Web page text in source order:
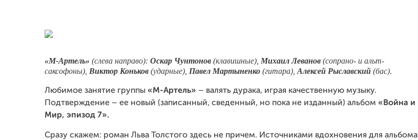
«М-Артель» (слева направо): Оскар Чунтонов (клавишные), Михаил Леванов (сопрано- и альт-
саксофоны), Виктор Коньков (ударные), Павел Мартыненко (гитара), Алексей Рыславский (бас).
Любимое занятие группы «М-Артель» – валять дурака, играя качественную музыку.
Подтверждение – ее новый (записанный, сведенный, но пока не изданный) альбом «Война и
Мир, эпизод 7».
Сразу скажем: роман Льва Толстого здесь не причем. Источниками вдохновения для альбома